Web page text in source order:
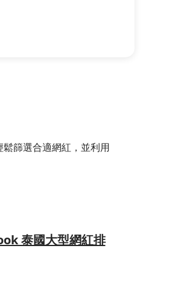
篩選合適網紅，並利用
泰國大型網紅排